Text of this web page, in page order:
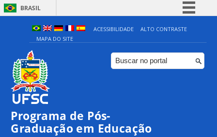
BRASIL
Simplifique!
Comunica BR
Participe
ACESSIBILIDADE
ALTO CONTRASTE
MAPA DO SITE
Programa de Pós-
Graduação em Educação